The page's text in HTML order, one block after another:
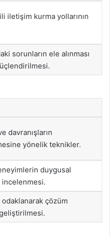
iletişim kurma yollarının
sorunların ele alınması
davranışların
yönelik teknikler.
duygusal
çözüm